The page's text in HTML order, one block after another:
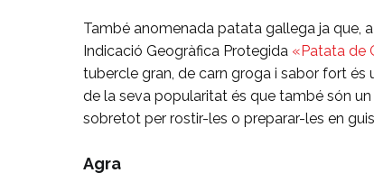
També anomenada patata gallega ja que,
Indicació Geogràfica Protegida «Patata de
tubercle gran, de carn groga i sabor fort
de la seva popularitat és que també són
sobretot per rostir-les o preparar-les en
Agra